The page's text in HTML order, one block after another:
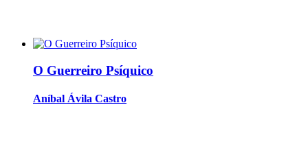
O Guerreiro Psíquico
Aníbal Ávila Castro